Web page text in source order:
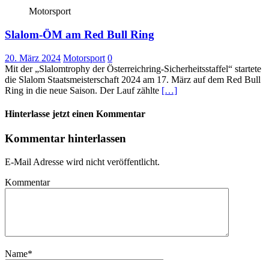
Motorsport
Slalom-ÖM am Red Bull Ring
20. März 2024 Motorsport 0
Mit der „Slalomtrophy der Österreichring-Sicherheitsstaffel“ startete
die Slalom Staatsmeisterschaft 2024 am 17. März auf dem Red Bull
Ring in die neue Saison. Der Lauf zählte […]
Hinterlasse jetzt einen Kommentar
Kommentar hinterlassen
E-Mail Adresse wird nicht veröffentlicht.
Kommentar
Name*